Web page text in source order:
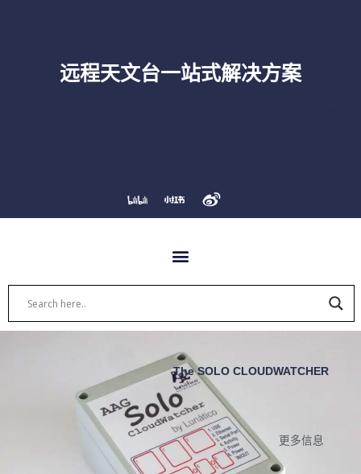
远程天文台一站式解决方案
The SOLO CLOUDWATCHER
更多信息